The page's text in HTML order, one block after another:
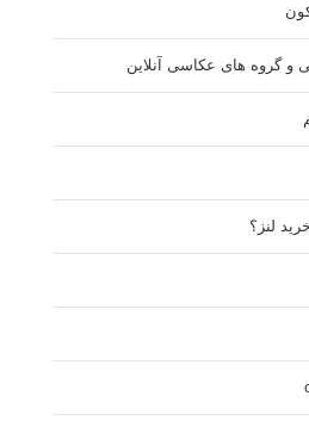
و گروه های عکاسی آنلاین